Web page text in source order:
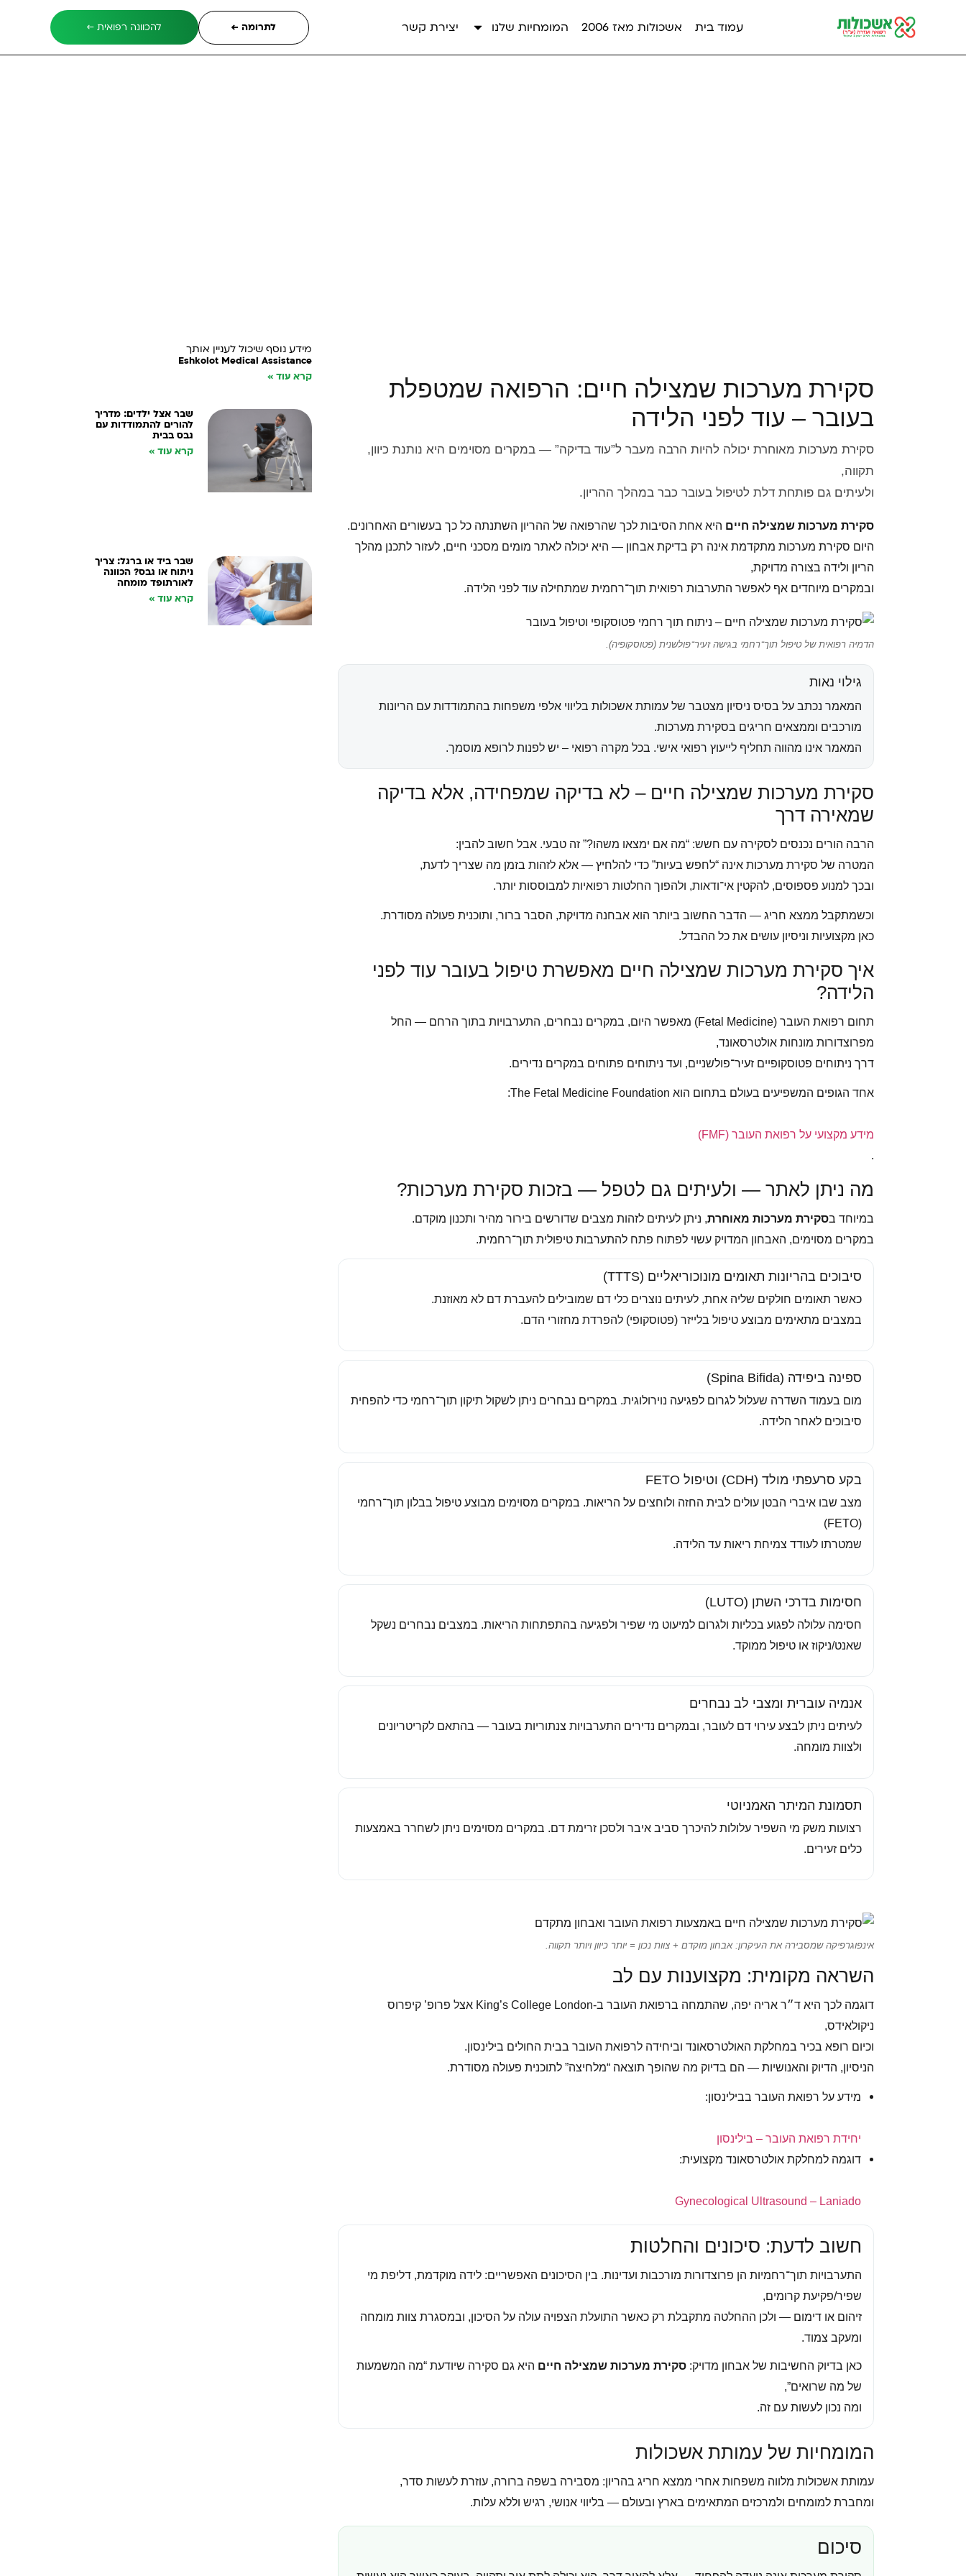
עמוד בית אשכולות מאז 2006 המומחיות שלנו יצירת קשר לתרומה ← להכוונה רפואית ←
סקירת מערכות שמצילה חיים: הרפואה שמטפלת
בעובר – עוד לפני הלידה
סקירת מערכות מאוחרת יכולה להיות הרבה מעבר ל”עוד בדיקה” — במקרים מסוימים היא נותנת כיוון,
תקווה,
ולעיתים גם פותחת דלת לטיפול בעובר כבר במהלך ההריון.
סקירת מערכות שמצילה חיים היא אחת הסיבות לכך שהרפואה של ההריון השתנתה כל כך בעשורים האחרונים.
היום סקירת מערכות מתקדמת אינה רק בדיקת אבחון — היא יכולה לאתר מומים מסכני חיים, לעזור לתכנן מהלך
הריון ולידה בצורה מדויקת,
ובמקרים מיוחדים אף לאפשר התערבות רפואית תוך־רחמית שמתחילה עוד לפני הלידה.
הדמיה רפואית של טיפול תוך־רחמי בגישה זעיר־פולשנית (פטוסקופיה).
גילוי נאות
המאמר נכתב על בסיס ניסיון מצטבר של עמותת אשכולות בליווי אלפי משפחות בהתמודדות עם הריונות
מורכבים וממצאים חריגים בסקירת מערכות.
המאמר אינו מהווה תחליף לייעוץ רפואי אישי. בכל מקרה רפואי – יש לפנות לרופא מוסמך.
סקירת מערכות שמצילה חיים – לא בדיקה שמפחידה, אלא בדיקה
שמאירה דרך
הרבה הורים נכנסים לסקירה עם חשש: “מה אם ימצאו משהו?” זה טבעי. אבל חשוב להבין:
המטרה של סקירת מערכות אינה “לחפש בעיות” כדי להלחיץ — אלא לזהות בזמן מה שצריך לדעת,
ובכך למנוע פספוסים, להקטין אי־ודאות, ולהפוך החלטות רפואיות למבוססות יותר.
וכשמתקבל ממצא חריג — הדבר החשוב ביותר הוא אבחנה מדויקת, הסבר ברור, ותוכנית פעולה מסודרת.
כאן מקצועיות וניסיון עושים את כל ההבדל.
איך סקירת מערכות שמצילה חיים מאפשרת טיפול בעובר עוד לפני
הלידה?
תחום רפואת העובר (Fetal Medicine) מאפשר היום, במקרים נבחרים, התערבויות בתוך הרחם — החל
מפרוצדורות מונחות אולטרסאונד,
דרך ניתוחים פטוסקופיים זעיר־פולשניים, ועד ניתוחים פתוחים במקרים נדירים.
אחד הגופים המשפיעים בעולם בתחום הוא The Fetal Medicine Foundation:
מידע מקצועי על רפואת העובר (FMF)
.
מה ניתן לאתר — ולעיתים גם לטפל — בזכות סקירת מערכות?
במיוחד בסקירת מערכות מאוחרת, ניתן לעיתים לזהות מצבים שדורשים בירור מהיר ותכנון מוקדם.
במקרים מסוימים, האבחון המדויק עשוי לפתוח פתח להתערבות טיפולית תוך־רחמית.
סיבוכים בהריונות תאומים מונוכוריאליים (TTTS)
כאשר תאומים חולקים שליה אחת, לעיתים נוצרים כלי דם שמובילים להעברת דם לא מאוזנת.
במצבים מתאימים מבוצע טיפול בלייזר (פטוסקופי) להפרדת מחזורי הדם.
ספינה ביפידה (Spina Bifida)
מום בעמוד השדרה שעלול לגרום לפגיעה נוירולוגית. במקרים נבחרים ניתן לשקול תיקון תוך־רחמי כדי להפחית
סיבוכים לאחר הלידה.
בקע סרעפתי מולד (CDH) וטיפול FETO
מצב שבו איברי הבטן עולים לבית החזה ולוחצים על הריאות. במקרים מסוימים מבוצע טיפול בבלון תוך־רחמי
(FETO)
שמטרתו לעודד צמיחת ריאות עד הלידה.
חסימות בדרכי השתן (LUTO)
חסימה עלולה לפגוע בכליות ולגרום למיעוט מי שפיר ולפגיעה בהתפתחות הריאות. במצבים נבחרים נשקל
שאנט/ניקוז או טיפול ממוקד.
אנמיה עוברית ומצבי לב נבחרים
לעיתים ניתן לבצע עירוי דם לעובר, ובמקרים נדירים התערבויות צנתוריות בעובר — בהתאם לקריטריונים
ולצוות מומחה.
תסמונת המיתר האמניוטי
רצועות משק מי השפיר עלולות להיכרך סביב איבר ולסכן זרימת דם. במקרים מסוימים ניתן לשחרר באמצעות
כלים זעירים.
אינפוגרפיקה שמסבירה את העיקרון: אבחון מוקדם + צוות נכון = יותר כיוון ויותר תקווה.
השראה מקומית: מקצוענות עם לב
דוגמה לכך היא ד״ר אריה יפה, שהתמחה ברפואת העובר ב-King’s College London אצל פרופ’ קיפרוס
ניקולאידס,
וכיום רופא בכיר במחלקת האולטרסאונד וביחידה לרפואת העובר בבית החולים בילינסון.
הניסיון, הדיוק והאנושיות — הם בדיוק מה שהופך תוצאה “מלחיצה” לתוכנית פעולה מסודרת.
מידע על רפואת העובר בבילינסון:
יחידת רפואת העובר – בילינסון
דוגמה למחלקת אולטרסאונד מקצועית:
Gynecological Ultrasound – Laniado
חשוב לדעת: סיכונים והחלטות
התערבויות תוך־רחמיות הן פרוצדורות מורכבות ועדינות. בין הסיכונים האפשריים: לידה מוקדמת, דליפת מי
שפיר/פקיעת קרומים,
זיהום או דימום — ולכן ההחלטה מתקבלת רק כאשר התועלת הצפויה עולה על הסיכון, ובמסגרת צוות מומחה
ומעקב צמוד.
כאן בדיוק החשיבות של אבחון מדויק: סקירת מערכות שמצילה חיים היא גם סקירה שיודעת “מה המשמעות
של מה שרואים”,
ומה נכון לעשות עם זה.
המומחיות של עמותת אשכולות
עמותת אשכולות מלווה משפחות אחרי ממצא חריג בהריון: מסבירה בשפה ברורה, עוזרת לעשות סדר,
ומחברת למומחים ולמרכזים המתאימים בארץ ובעולם — בליווי אנושי, רגיש וללא עלות.
סיכום
מידע נוסף שיכול לעניין אותך
Eshkolot Medical Assistance
קרא עוד »
שבר אצל ילדים: מדריך
להורים להתמודדות עם
גבס בבית
קרא עוד »
שבר ביד או ברגל: צריך
ניתוח או גבס? הכוונה
לאורתופד מומחה
קרא עוד »